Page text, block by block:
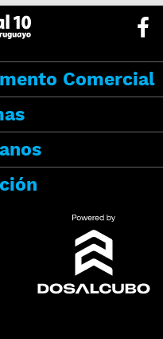
Comercial